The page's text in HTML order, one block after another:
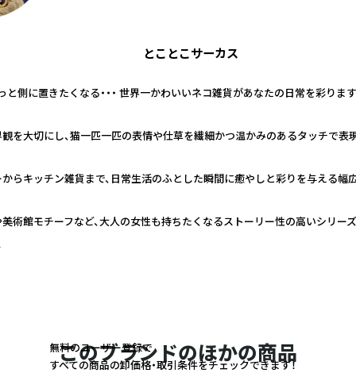
とことこサーカス
と側に置きたくなる・・・ 世界一かわいいネコ雑貨があなたの日常を彩ります
を大切にし、猫一匹一匹の表情や仕草を繊細かつ温かみのあるタッチで表
らキッチン雑貨まで、日常生活のふとした瞬間に癒やしと彩りを与える幅
術館モチーフなど、大人の女性も持ちたくなるストーリー性の高いシリー
このブランドのほかの商品
無料のユーザー登録で
すべての商品の卸価格・取引条件をチェックできます！